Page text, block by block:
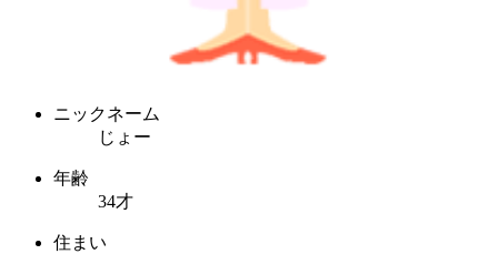
ニックネーム
じょー
年齢
34才
住まい